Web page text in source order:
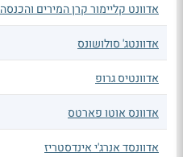
אדוונט קליימור קרן המירים והכנסה
אדוונטג' סולושונס
אדוונטיס גרופ
אדוונס אוטו פארטס
אדוונסד אנרג'י אינדסטריז